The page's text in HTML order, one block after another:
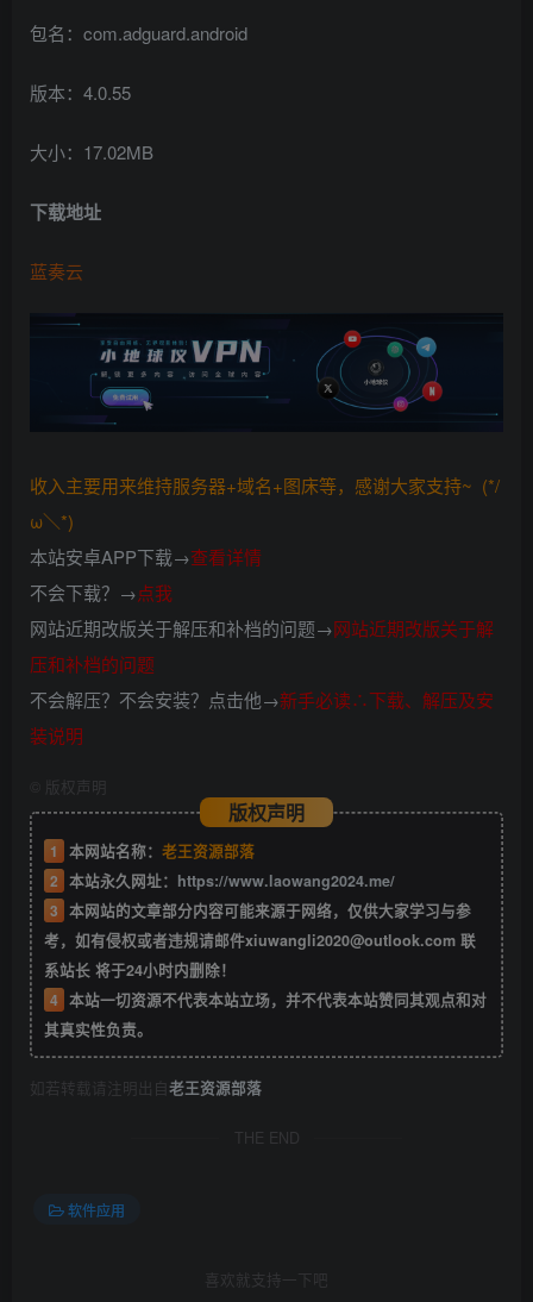
包名：com.adguard.android
版本：4.0.55
大小：17.02MB
下载地址
蓝奏云
收入主要用来维持服务器+域名+图床等，感谢大家支持~ (*/
ω＼*)
本站安卓APP下载→查看详情
不会下载？→点我
网站近期改版关于解压和补档的问题→网站近期改版关于解
压和补档的问题
不会解压？不会安装？点击他→新手必读∴下载、解压及安
装说明
版权声明
版权声明
1 本网站名称： 老王资源部落
2 本站永久网址： https://www.laowang2024.me/
3 本网站的文章部分内容可能来源于网络，仅供大家学习与参
考，如有侵权或者违规请邮件xiuwangli2020@outlook.com 联
系站长 将于24小时内删除！
4 本站一切资源不代表本站立场，并不代表本站赞同其观点和对
其真实性负责。
如若转载请注明出自老王资源部落
THE END
软件应用
喜欢就支持一下吧